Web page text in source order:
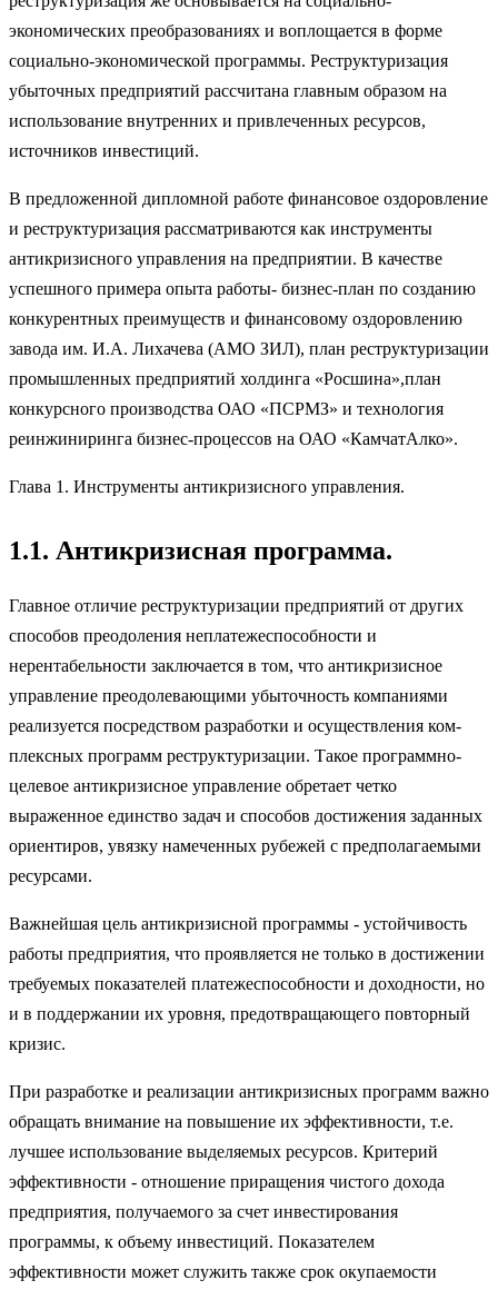
экономических преобразованиях и вопло­щается в форме
социально-экономической программы. Реструктуризация
убыточных предприятий рассчитана главным образом на
использование внутренних и привлеченных ресурсов,
источников инвестиций.
В предложенной дипломной работе финансовое оздоровление
и реструктуризация рассматриваются как инструменты
антикризисного управления на предприятии. В качестве
успешного примера опыта работы- бизнес-план по созданию
конкурентных преимуществ и финансовому оздоровлению
завода им. И.А. Лихачева (АМО ЗИЛ), план реструктуризации
промышленных предприятий холдинга «Росшина»,план
конкурсного производства ОАО «ПСРМЗ» и технология
реинжиниринга бизнес-процессов на ОАО «КамчатАлко».
Глава 1. Инструменты антикризисного управления.
1.1. Антикризисная программа.
Главное отличие реструктуризации предприятий от других
способов преодоления неплатежеспособности и
нерентабельности заключается в том, что антикризисное
управление преодолевающими убыточность ком­паниями
реализуется посредством разработки и осуществления ком­
плексных программ реструктуризации. Такое программно-
целевое анти­кризисное управление обретает четко
выраженное единство задач и спо­собов достижения заданных
ориентиров, увязку намеченных рубежей с предполагаемыми
ресурсами.
Важнейшая цель антикризисной программы - устойчивость
работы предприятия, что проявляется не только в достижении
требуемых показа­телей платежеспособности и доходности, но
и в поддержании их уровня, предотвращающего повторный
кризис.
При разработке и реализации антикризисных программ важно
обра­щать внимание на повышение их эффективности, т.е.
лучшее использова­ние выделяемых ресурсов. Критерий
эффективности - отношение прира­щения чистого дохода
предприятия, получаемого за счет инвестирования
программы, к объему инвестиций. Показателем
эффективности может служить также срок окупаемости